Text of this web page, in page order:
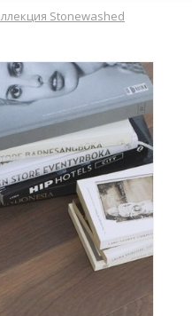
Stonewashed